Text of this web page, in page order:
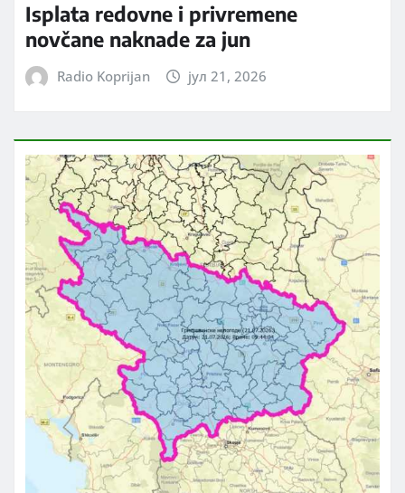
Isplata redovne i privremene
novčane naknade za jun
Radio Koprijan јул 21, 2026